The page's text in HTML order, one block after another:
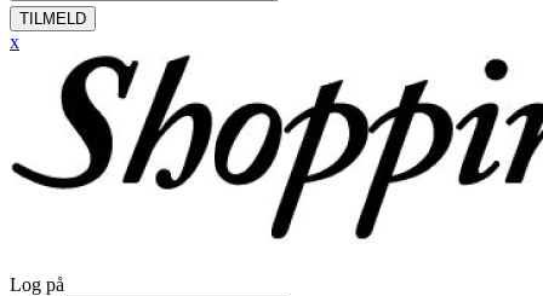
TILMELD
x
Log på